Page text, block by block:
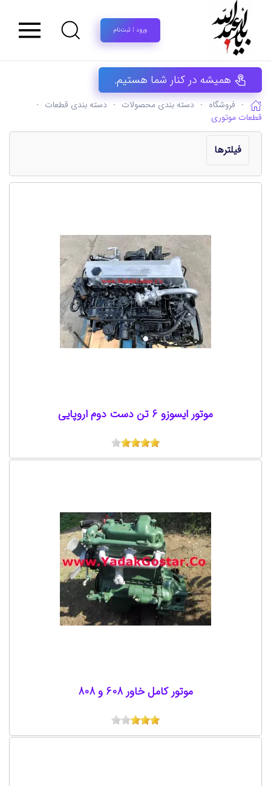
ورود | ثبت‌نام
همیشه در کنار شما هستیم.
فروشگاه دسته بندی محصولات
دسته بندی قطعات
قطعات موتوری
فیلترها
موتور ایسوزو 6 تن دست دوم اروپایی
موتور کامل خاور 608 و 808